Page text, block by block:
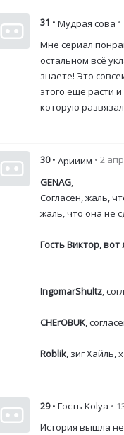
31 • Мудрая сова
Мне сериал
остальном всё
знаете! Это совсем другой мир, похожий на наш, но немного другой. Смысл есть во всём, просто некоторым до
этого ещё расти
которую
30 • Арииим • 2
GENAG,
Согласен, жаль,
жаль, что она не
Гость Виктор, вот
IngomarShultz, согл
CHErOBUK,
Roblik, зиг Хайль,
29 • Гость Kolya •
История вышла